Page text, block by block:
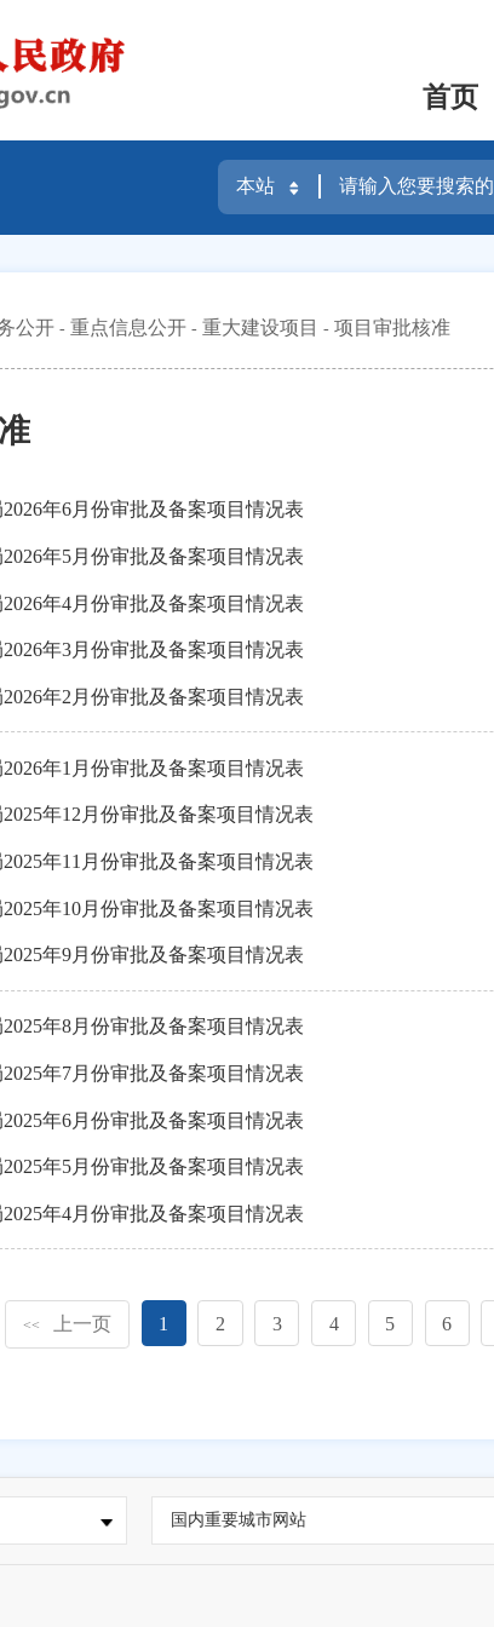
首页
公开 重点信息公开 重大建设项目 项目审批核准
年6月份审批及备案项目情况表
年5月份审批及备案项目情况表
年4月份审批及备案项目情况表
年3月份审批及备案项目情况表
年2月份审批及备案项目情况表
年1月份审批及备案项目情况表
年12月份审批及备案项目情况表
年11月份审批及备案项目情况表
年10月份审批及备案项目情况表
年9月份审批及备案项目情况表
年8月份审批及备案项目情况表
年7月份审批及备案项目情况表
年6月份审批及备案项目情况表
年5月份审批及备案项目情况表
年4月份审批及备案项目情况表
<< 上一页 1 2 3 4 5 6
国内重要城市网站